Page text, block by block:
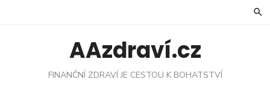
AAzdraví.cz
FINANČNÍ ZDRAVÍ JE CESTOU K BOHATSTVÍ